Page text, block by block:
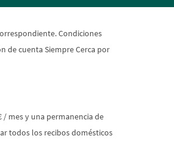
Condiciones
de cuenta Siempre Cerca por
/ mes y una permanencia de
todos los recibos domésticos